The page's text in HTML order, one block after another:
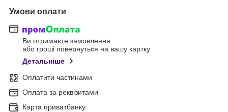
Умови оплати
Ви отримаєте замовлення
або гроші повернуться на вашу картку
Детальніше
Оплатити частинами
Оплата за реквізитами
Карта приватбанку